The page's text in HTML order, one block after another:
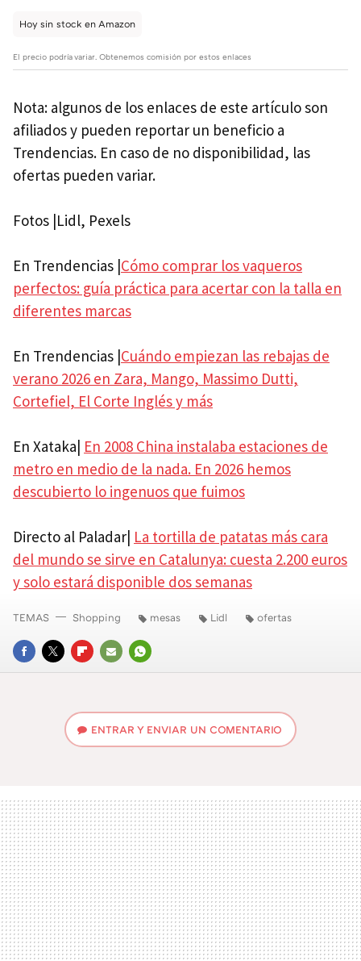
Hoy sin stock en Amazon
El precio podría variar. Obtenemos comisión por estos enlaces
Nota: algunos de los enlaces de este artículo son
afiliados y pueden reportar un beneficio a
Trendencias. En caso de no disponibilidad, las
ofertas pueden variar.
Fotos |Lidl, Pexels
En Trendencias |Cómo comprar los vaqueros
perfectos: guía práctica para acertar con la talla en
diferentes marcas
En Trendencias |Cuándo empiezan las rebajas de
verano 2026 en Zara, Mango, Massimo Dutti,
Cortefiel, El Corte Inglés y más
En Xataka| En 2008 China instalaba estaciones de
metro en medio de la nada. En 2026 hemos
descubierto lo ingenuos que fuimos
Directo al Paladar| La tortilla de patatas más cara
del mundo se sirve en Catalunya: cuesta 2.200 euros
y solo estará disponible dos semanas
FACEBOOK
TWITTERFLIPBOARD
E-
WHATSAPP
TEMAS Shopping mesas Lidl ofertas
ENTRAR Y ENVIAR UN COMENTARIO